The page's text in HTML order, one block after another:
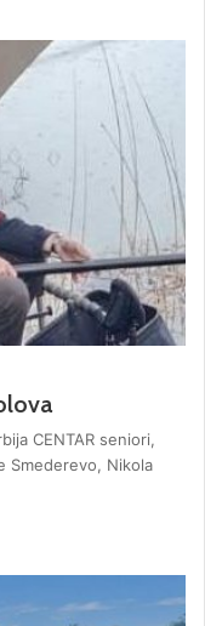
CENTAR seniori,
Smederevo, Nikola